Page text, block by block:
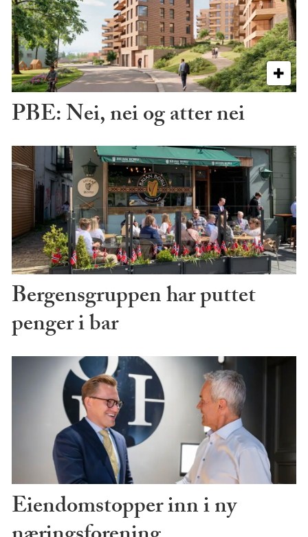
PBE: Nei, nei og atter nei
Bergensgruppen har puttet
penger i bar
Eiendomstopper inn i ny